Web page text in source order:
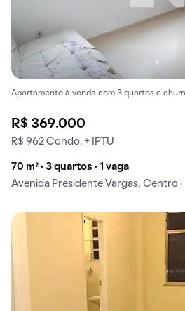
Apartamento à venda com 3 quartos e
R$ 369.000
R$ 962 Condo. + IPTU
70 m² · 3 quartos · 1 vaga
Avenida Presidente Vargas, Centro ·